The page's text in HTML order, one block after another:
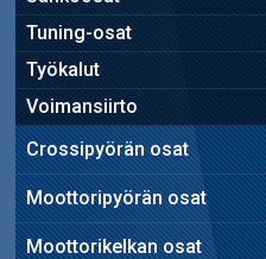
Tuning-osat
Työkalut
Voimansiirto
Crossipyörän osat
Moottoripyörän osat
Moottorikelkan osat